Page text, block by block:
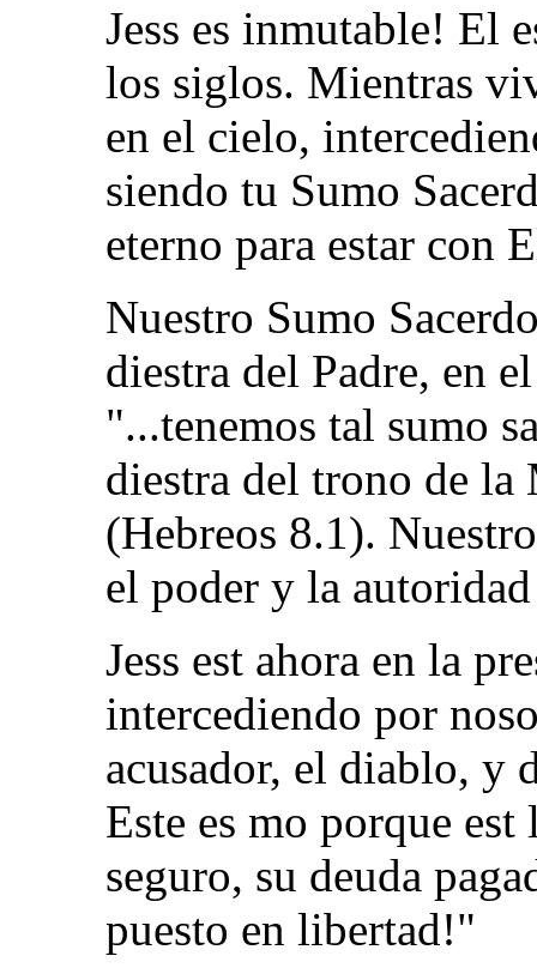
Jess es inmutable! El
los siglos. Mientras
en el cielo,
siendo tu Sumo
eterno para estar con
Nuestro Sumo
diestra del Padre, en
"...tenemos tal sumo
diestra del trono de la
(Hebreos 8.1).
el poder y la
Jess est ahora en la
intercediendo por
acusador, el diablo, y
Este es mo porque
seguro, su deuda
puesto en libertad!"